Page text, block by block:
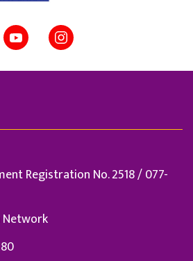
Registration No. 2518 / 077-
Network